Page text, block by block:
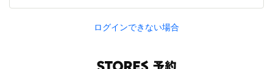
ログインできない場合